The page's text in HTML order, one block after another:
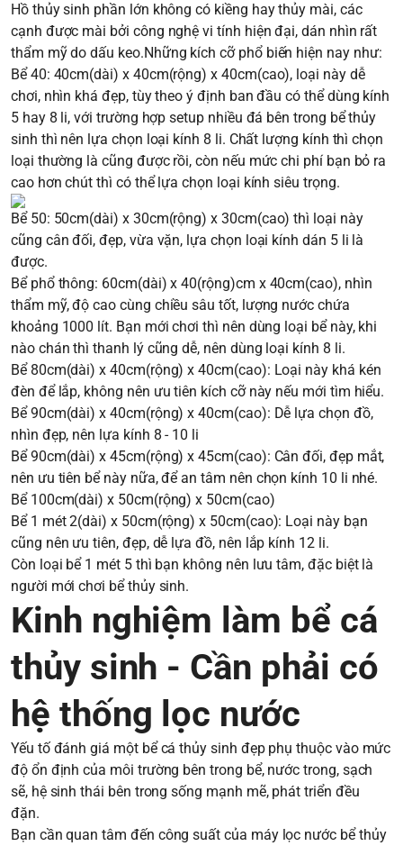
Hồ thủy sinh phần lớn không có kiềng hay thủy mài, các
cạnh được mài bởi công nghệ vi tính hiện đại, dán nhìn rất
thẩm mỹ do dấu keo.Những kích cỡ phổ biến hiện nay như:
Bể 40: 40cm(dài) x 40cm(rộng) x 40cm(cao), loại này dễ
chơi, nhìn khá đẹp, tùy theo ý định ban đầu có thể dùng kính
5 hay 8 li, với trường hợp setup nhiều đá bên trong bể thủy
sinh thì nên lựa chọn loại kính 8 li. Chất lượng kính thì chọn
loại thường là cũng được rồi, còn nếu mức chi phí bạn bỏ ra
cao hơn chút thì có thể lựa chọn loại kính siêu trọng.
Bể 50: 50cm(dài) x 30cm(rộng) x 30cm(cao) thì loại này
cũng cân đối, đẹp, vừa vặn, lựa chọn loại kính dán 5 li là
được.
Bể phổ thông: 60cm(dài) x 40(rộng)cm x 40cm(cao), nhìn
thẩm mỹ, độ cao cùng chiều sâu tốt, lượng nước chứa
khoảng 1000 lít. Bạn mới chơi thì nên dùng loại bể này, khi
nào chán thì thanh lý cũng dễ, nên dùng loại kính 8 li.
Bể 80cm(dài) x 40cm(rộng) x 40cm(cao): Loại này khá kén
đèn để lắp, không nên ưu tiên kích cỡ này nếu mới tìm hiểu.
Bể 90cm(dài) x 40cm(rộng) x 40cm(cao): Dễ lựa chọn đồ,
nhìn đẹp, nên lựa kính 8 - 10 li
Bể 90cm(dài) x 45cm(rộng) x 45cm(cao): Cân đối, đẹp mắt,
nên ưu tiên bể này nữa, để an tâm nên chọn kính 10 li nhé.
Bể 100cm(dài) x 50cm(rộng) x 50cm(cao)
Bể 1 mét 2(dài) x 50cm(rộng) x 50cm(cao): Loại này bạn
cũng nên ưu tiên, đẹp, dễ lựa đồ, nên lắp kính 12 li.
Còn loại bể 1 mét 5 thì bạn không nên lưu tâm, đặc biệt là
người mới chơi bể thủy sinh.
Kinh nghiệm làm bể cá
thủy sinh - Cần phải có
hệ thống lọc nước
Yếu tố đánh giá một bể cá thủy sinh đẹp phụ thuộc vào mức
độ ổn định của môi trường bên trong bể, nước trong, sạch
sẽ, hệ sinh thái bên trong sống mạnh mẽ, phát triển đều
đặn.
Bạn cần quan tâm đến công suất của máy lọc nước bể thủy